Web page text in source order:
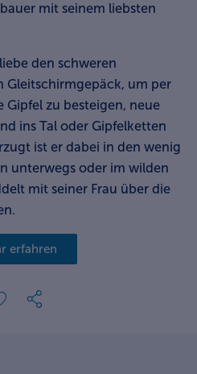
mit seinem liebsten
den schweren
Gleitschirmgepäck, um per
Gipfel zu besteigen, neue
ins Tal oder Gipfelketten
ist er dabei in den wenig
unterwegs oder im wilden
mit seiner Frau über die
erfahren